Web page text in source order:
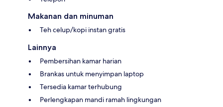
Makanan dan minuman
Teh celup/kopi instan gratis
Lainnya
Pembersihan kamar harian
Brankas untuk menyimpan laptop
Tersedia kamar terhubung
Perlengkapan mandi ramah lingkungan